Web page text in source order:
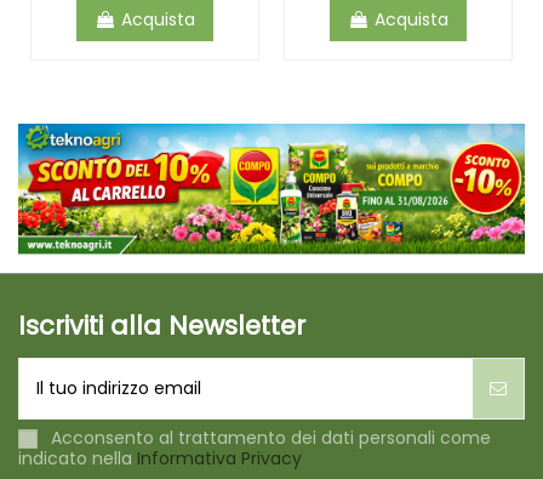
Acquista Acquista
Iscriviti alla Newsletter
Acconsento al trattamento dei dati personali come
indicato nella Informativa Privacy